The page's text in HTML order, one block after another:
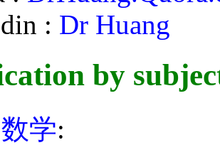
: Dr Huang
by
数学: